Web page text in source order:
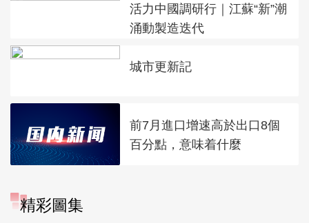
活力中國調研行｜江蘇“新”潮
涌動製造迭代
城市更新記
前7月進口增速高於出口8個
百分點，意味着什麼
精彩圖集